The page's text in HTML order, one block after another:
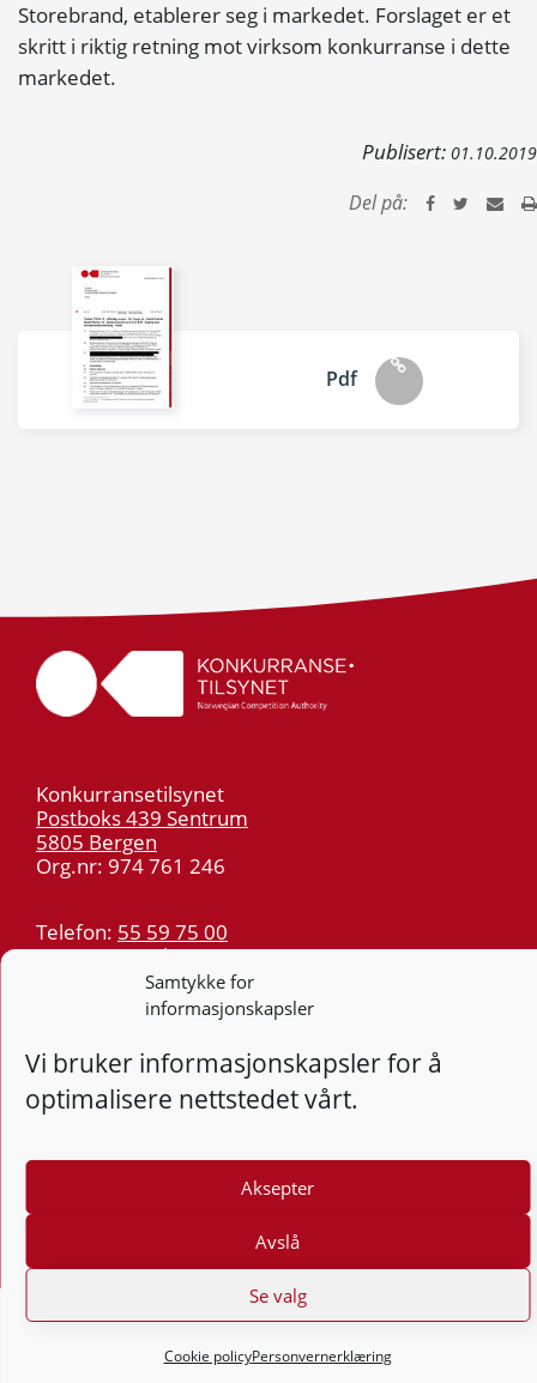
Samtykke for
informasjonskapsler
Vi bruker informasjonskapsler for å
optimalisere nettstedet vårt.
Aksepter
Avslå
Se valg
Cookie policyPersonvernerklæring
Storebrand, etablerer seg i markedet. Forslaget er et
skritt i riktig retning mot virksom konkurranse i dette
markedet.
Publisert: 01.10.2019
Del på:
Pdf
Konkurransetilsynet
Postboks 439 Sentrum
5805 Bergen
Org.nr: 974 761 246
Telefon: 55 59 75 00
E-post:post@kt.no
Nyhetsvarsel >>
Personvern
Tilgjengelighetserklæring